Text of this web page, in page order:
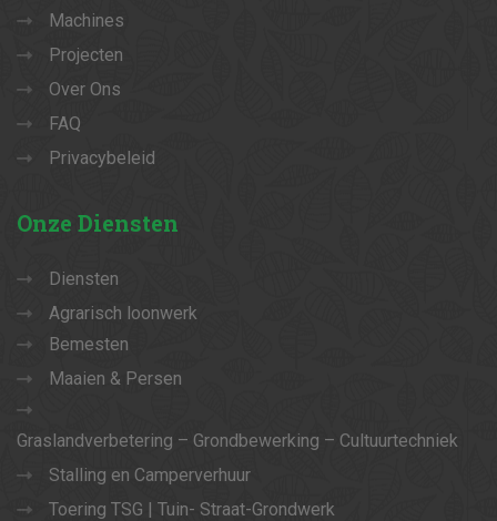
Machines
Projecten
Over Ons
FAQ
Privacybeleid
Onze Diensten
Diensten
Agrarisch loonwerk
Bemesten
Maaien & Persen
Graslandverbetering – Grondbewerking – Cultuurtechniek
Stalling en Camperverhuur
Toering TSG | Tuin- Straat-Grondwerk